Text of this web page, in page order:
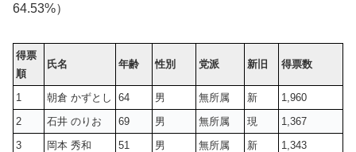
64.53%）
得票
順
氏名 年齢 性別 党派 新旧 得票数
1 朝倉 かずとし 64 男 無所属 新
1,960
2
石井 のりお 69 男 無所属 現
1,367
3
岡本 秀和 51 男 無所属 新
1,343